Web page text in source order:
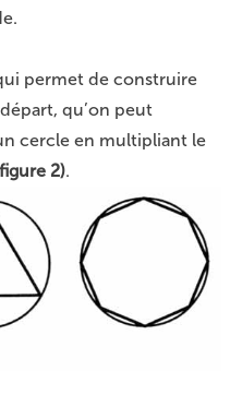
permet de construire
qu’on peut
cercle en multipliant le
2).